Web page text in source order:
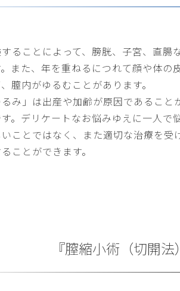
ることによって、膀胱、子宮、直腸
また、年を重ねるにつれて顔や体の
膣内がゆるむことがあります。
み」は出産や加齢が原因であること
。デリケートなお悩みゆえに一人で
ことではなく、また適切な治療を受
ことができます。
『膣縮小術（切開